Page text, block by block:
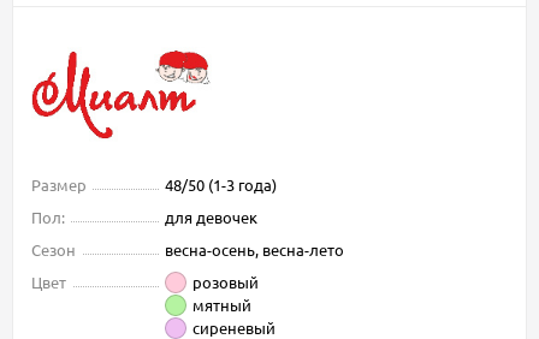
Размер
48/50 (1-3 года)
Пол:
для девочек
Сезон
весна-осень, весна-лето
Цвет
розовый
мятный
сиреневый